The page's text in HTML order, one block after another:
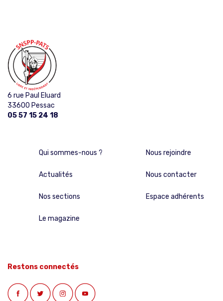
6 rue Paul Eluard
33600 Pessac
05 57 15 24 18
Qui sommes-nous ?
Actualités
Nos sections
Le magazine
Nous rejoindre
Nous contacter
Espace adhérents
Restons connectés